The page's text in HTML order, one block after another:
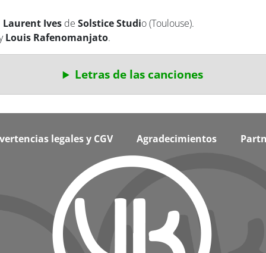
Laurent Ives de Solstice Studio (Toulouse).
Louis Rafenomanjato.
Letras de las canciones
legales y CGV Agradecimientos